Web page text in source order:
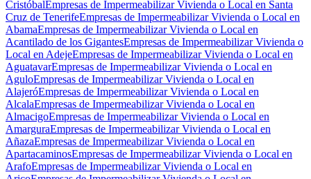
CristóbalEmpresas de Impermeabilizar Vivienda o Local en Santa
Cruz de TenerifeEmpresas de Impermeabilizar Vivienda o Local en
AbamaEmpresas de Impermeabilizar Vivienda o Local en
Acantilado de los GigantesEmpresas de Impermeabilizar Vivienda o
Local en AdejeEmpresas de Impermeabilizar Vivienda o Local en
AguatavarEmpresas de Impermeabilizar Vivienda o Local en
AguloEmpresas de Impermeabilizar Vivienda o Local en
AlajeróEmpresas de Impermeabilizar Vivienda o Local en
AlcalaEmpresas de Impermeabilizar Vivienda o Local en
AlmacigoEmpresas de Impermeabilizar Vivienda o Local en
AmarguraEmpresas de Impermeabilizar Vivienda o Local en
AñazaEmpresas de Impermeabilizar Vivienda o Local en
ApartacaminosEmpresas de Impermeabilizar Vivienda o Local en
ArafoEmpresas de Impermeabilizar Vivienda o Local en